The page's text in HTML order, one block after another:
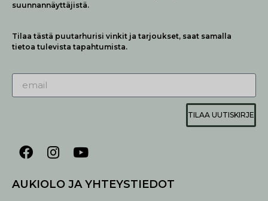
suunnannäyttäjistä.
Tilaa tästä puutarhurisi vinkit ja tarjoukset, saat samalla
tietoa tulevista tapahtumista.
TILAA UUTISKIRJE
AUKIOLO JA YHTEYSTIEDOT